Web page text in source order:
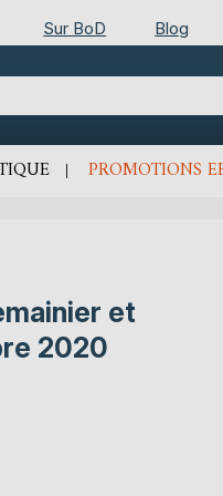
Sur BoD Blog
PROMOTIONS
et
2020